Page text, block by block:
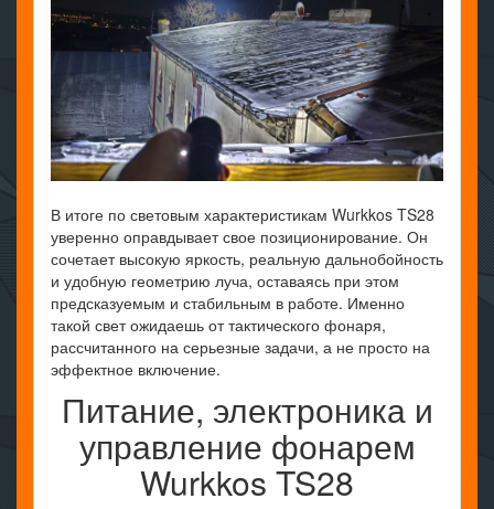
В итоге по световым характеристикам Wurkkos TS28
уверенно оправдывает свое позиционирование. Он
сочетает высокую яркость, реальную дальнобойность
и удобную геометрию луча, оставаясь при этом
предсказуемым и стабильным в работе. Именно
такой свет ожидаешь от тактического фонаря,
рассчитанного на серьезные задачи, а не просто на
эффектное включение.
Питание, электроника и
управление фонарем
Wurkkos TS28